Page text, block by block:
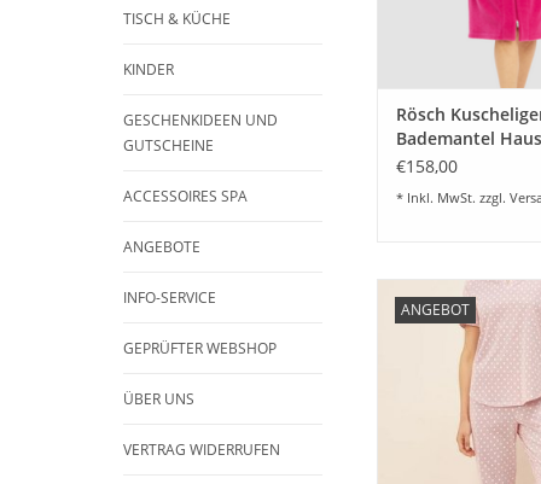
TISCH & KÜCHE
KINDER
GESCHENKIDEEN UND
GUTSCHEINE
ACCESSOIRES SPA
ANGEBOTE
INFO-SERVICE
GEPRÜFTER WEBSHOP
ÜBER UNS
VERTRAG WIDERRUFEN
ZUM WARENKORB
Rösch
Bademantel
€158,00
* Inkl. MwSt. zzgl.
ANGEBOT
Rösch -
Pyjama 1/8 -
Damen Pyjama
Baumwolle mit
Farbe
ZUM WARENKORB